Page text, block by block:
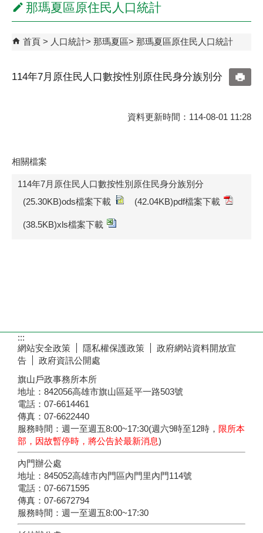
那瑪夏區原住民人口統計
首頁 人口統計 那瑪夏區 那瑪夏區原住民人口統計
114年7月原住民人口數按性別原住民身分族別分
資料更新時間：114-08-01 11:28
相關檔案
114年7月原住民人口數按性別原住民身分族別分
(25.30KB)ods檔案下載
(42.04KB)pdf檔案下載
(38.5KB)xls檔案下載
:::
網站安全政策
隱私權保護政策
政府網站資料開放宣
告
政府資訊公開處
旗山戶政事務所本所
地址：842056高雄市旗山區延平一路503號
電話：07-6614461
傳真：07-6622440
服務時間：週一至週五8:00~17:30(週六9時至12時， 限所本
部，因故暫停時，將公告於最新消息)
內門辦公處
地址：845052高雄市內門區內門里內門114號
電話：07-6671595
傳真：07-6672794
服務時間：週一至週五8:00~17:30